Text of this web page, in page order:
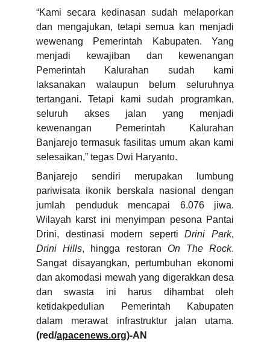
“Kami secara kedinasan sudah melaporkan
dan mengajukan, tetapi semua kan menjadi
wewenang Pemerintah Kabupaten. Yang
menjadi kewajiban dan kewenangan
Pemerintah Kalurahan sudah kami
laksanakan walaupun belum seluruhnya
tertangani. Tetapi kami sudah programkan,
seluruh akses jalan yang menjadi
kewenangan Pemerintah Kalurahan
Banjarejo termasuk fasilitas umum akan kami
selesaikan,” tegas Dwi Haryanto.
Banjarejo sendiri merupakan lumbung
pariwisata ikonik berskala nasional dengan
jumlah penduduk mencapai 6.076 jiwa.
Wilayah karst ini menyimpan pesona Pantai
Drini, destinasi modern sepertiDrini Park,
Drini Hills, hingga restoran On The Rock.
Sangat disayangkan, pertumbuhan ekonomi
dan akomodasi mewah yang digerakkan desa
dan swasta ini harus dihambat oleh
ketidakpedulian Pemerintah Kabupaten
dalam merawat infrastruktur jalan utama.
(red/apacenews.org)-AN